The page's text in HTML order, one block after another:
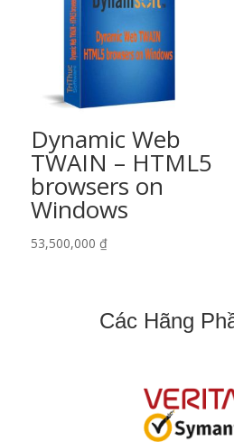
Dynamic Web
TWAIN – HTML5
browsers on
Windows
53,500,000 ₫
Các Hãng